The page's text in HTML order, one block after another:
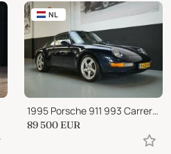
NL
1995 Porsche 911 993 Carrera 2 Tiptronic (1995)
89 500 EUR